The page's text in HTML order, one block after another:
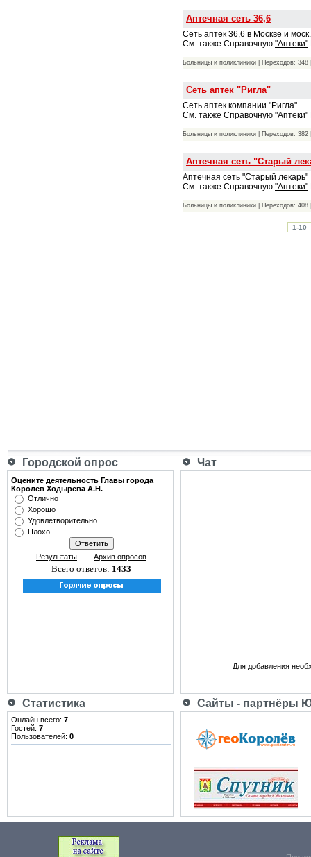
Аптечная сеть 36,6
Сеть аптек 36,6 в Москве и
См. также Справочную "Аптеки"
Больницы и поликлиники | Переходов:
Сеть аптек "Ригла"
Сеть аптек компании "Ригла"
См. также Справочную "Аптеки"
Больницы и поликлиники | Переходов:
Аптечная сеть "Старый
Аптечная сеть "Старый лекарь"
См. также Справочную "Аптеки"
Больницы и поликлиники | Переходов:
1-10
Городской опрос Чат
Оцените деятельность Главы города
Королёв Ходырева А.Н.
Отлично
Хорошо
Удовлетворительно
Плохо
Результаты Архив опросов
Всего ответов: 1433
Для добавления
Статистика Сайты - партнёры
Онлайн всего: 7
Гостей: 7
Пользователей: 0